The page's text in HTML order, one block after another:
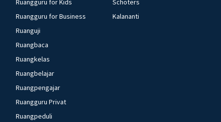
Ruangguru for Kids
Ruangguru for Business
Ruanguji
Ruangbaca
Ruangkelas
Ruangbelajar
Ruangpengajar
Ruangguru Privat
Ruangpeduli
Schoters
Kalananti